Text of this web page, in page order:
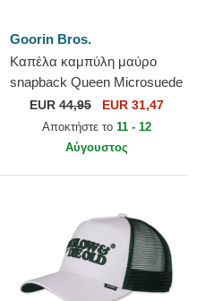
Goorin Bros.
Καπέλα καμπύλη μαύρο
snapback Queen Microsuede
Bee The Farm Goorin Bros.
EUR 44,95 EUR 31,47
Αποκτήστε το 11 - 12
Αύγουστος